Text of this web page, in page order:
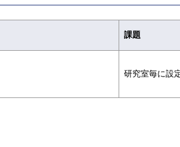
課題
研究室毎に設